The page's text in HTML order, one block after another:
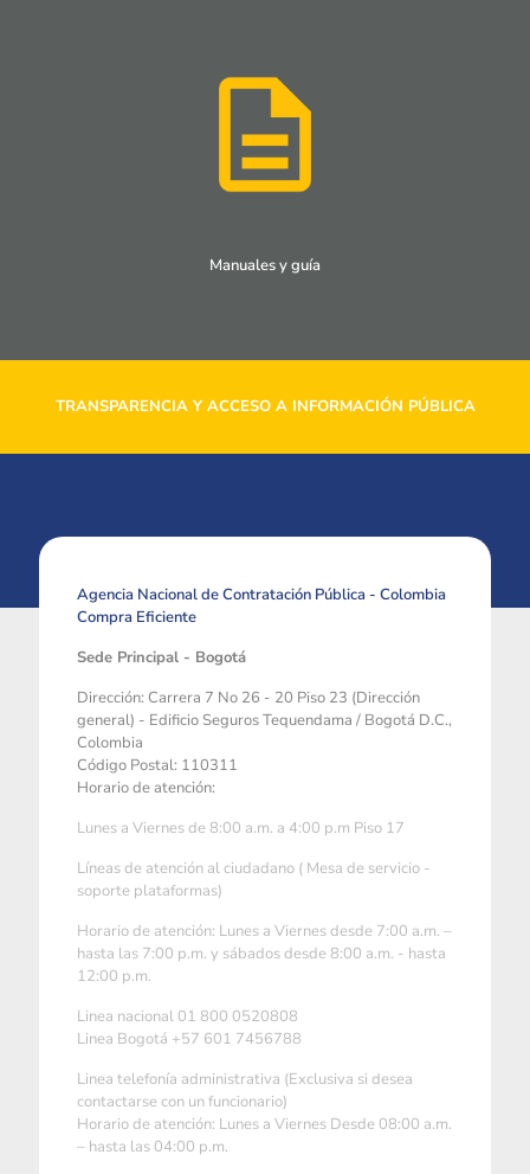
Manuales y guía
TRANSPARENCIA Y ACCESO A INFORMACIÓN PÚBLICA
Agencia Nacional de Contratación Pública - Colombia
Compra Eficiente
Sede Principal - Bogotá
Dirección: Carrera 7 No 26 - 20 Piso 23 (Dirección
general) - Edificio Seguros Tequendama / Bogotá D.C.,
Colombia
Código Postal: 110311
Horario de atención:
Lunes a Viernes de 8:00 a.m. a 4:00 p.m Piso 17
Líneas de atención al ciudadano ( Mesa de servicio -
soporte plataformas)
Horario de atención: Lunes a Viernes desde 7:00 a.m. –
hasta las 7:00 p.m. y sábados desde 8:00 a.m. - hasta
12:00 p.m.
Linea nacional 01 800 0520808
Linea Bogotá +57 601 7456788
Linea telefonía administrativa (Exclusiva si desea
contactarse con un funcionario)
Horario de atención: Lunes a Viernes Desde 08:00 a.m.
– hasta las 04:00 p.m.